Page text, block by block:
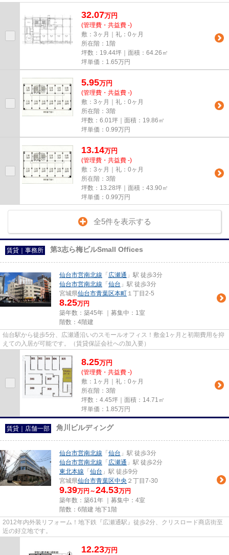
32.07万円
(管理費・共益費 -)
敷：3ヶ月｜礼：0ヶ月
所在階：1階
坪数：19.44坪｜面積：64.26㎡
坪単価： 1.65万円
5.95万円
(管理費・共益費 -)
敷：3ヶ月｜礼：0ヶ月
所在階：3階
坪数：6.01坪｜面積：19.86㎡
坪単価： 0.99万円
13.14万円
(管理費・共益費 -)
敷：3ヶ月｜礼：0ヶ月
所在階：3階
坪数：13.28坪｜面積：43.90㎡
坪単価： 0.99万円
全5件を表示する
賃貸｜事務所 第3志ら梅ビルSmall Offices
仙台市営南北線 「 広瀬通 」駅 徒歩3分
仙台市営南北線 「 仙台 」駅 徒歩3分
宮城県仙台市青葉区本町 １丁目2-5
8.25万円
築年数：築45年 ｜募集中： 1室
階数：4階建
仙台駅から徒歩5分、広瀬通沿いのスモールオフィス！敷金1ヶ月と初期費用を抑
えての入居が可能です。（賃貸保証会社への加入要）
8.25万円
(管理費・共益費 -)
敷：1ヶ月｜礼：0ヶ月
所在階：3階
坪数：4.45坪｜面積：14.71㎡
坪単価： 1.85万円
賃貸｜店舗一部 角川ビルディング
仙台市営南北線 「 仙台 」駅 徒歩3分
仙台市営南北線 「 広瀬通 」駅 徒歩2分
東北本線 「 仙台 」駅 徒歩9分
宮城県仙台市青葉区中央 ２丁目7-30
9.39万円～24.53万円
築年数：築61年 ｜募集中： 4室
階数：6階建 地下1階
2012年内外装リフォーム！地下鉄『広瀬通駅』徒歩2分、クリスロード商店街至
近の好立地です。
12.23万円